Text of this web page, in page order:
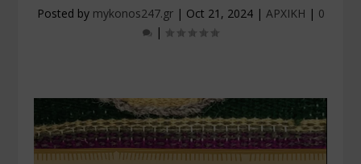
Posted by mykonos247.gr| Oct 21, 2024| ΑΡΧΙΚΗ | 0
|